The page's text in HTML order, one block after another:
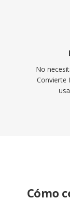
No
Convierte
Cómo